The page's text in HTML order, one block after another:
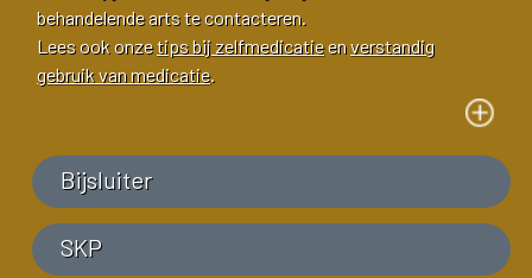
behandelende arts te contacteren.
Lees ook onzetips bij zelfmedicatieenverstandig
gebruik van medicatie.
Bijsluiter
SKP